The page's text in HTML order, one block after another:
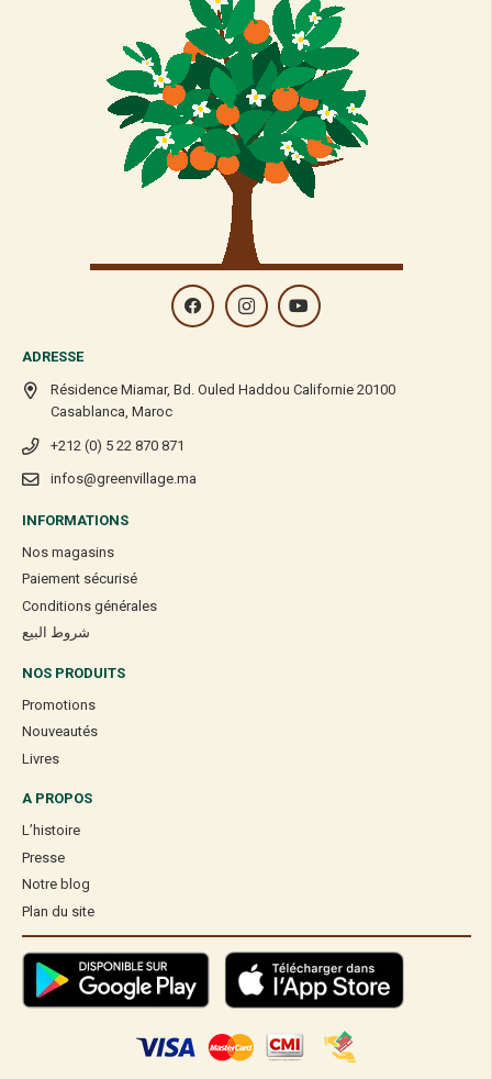
ADRESSE
Résidence Miamar, Bd. Ouled Haddou Californie 20100
Casablanca, Maroc
+212 (0) 5 22 870 871
infos@greenvillage.ma
INFORMATIONS
Nos magasins
Paiement sécurisé
Conditions générales
شروط البيع
NOS PRODUITS
Promotions
Nouveautés
Livres
A PROPOS
L’histoire
Presse
Notre blog
Plan du site